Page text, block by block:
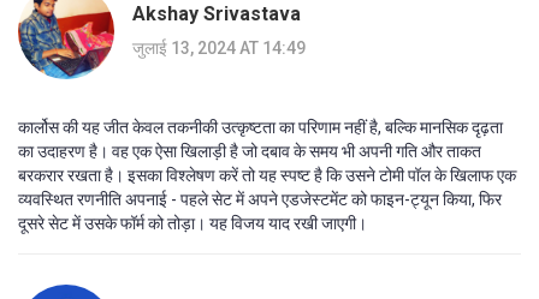
Akshay Srivastava
जुलाई 13, 2024 AT 14:49
कार्लोस की यह जीत केवल तकनीकी उत्कृष्टता का परिणाम नहीं है, बल्कि मानसिक दृढ़ता
का उदाहरण है। वह एक ऐसा खिलाड़ी है जो दबाव के समय भी अपनी गति और ताकत
बरकरार रखता है। इसका विश्लेषण करें तो यह स्पष्ट है कि उसने टोमी पॉल के खिलाफ एक
व्यवस्थित रणनीति अपनाई - पहले सेट में अपने एडजेस्टमेंट को फाइन-ट्यून किया, फिर
दूसरे सेट में उसके फॉर्म को तोड़ा। यह विजय याद रखी जाएगी।